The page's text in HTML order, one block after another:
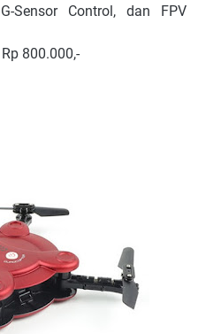
Sensor Control, dan FPV
800.000,-